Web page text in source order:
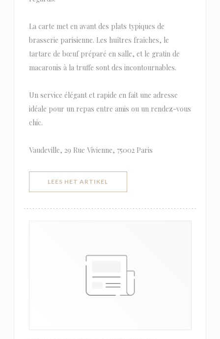
La carte met en avant des plats typiques de
brasserie parisienne. Les huîtres fraîches, le
tartare de bœuf préparé en salle, et le gratin de
macaronis à la truffe sont des incontournables.
Un service élégant et rapide en fait une adresse
idéale pour un repas entre amis ou un rendez-vous
chic.
Vaudeville, 29 Rue Vivienne, 75002 Paris
LEES HET ARTIKEL